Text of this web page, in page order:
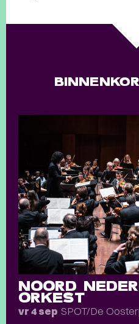
NOORD
ORKEST
vr 4 sep SPOT/De